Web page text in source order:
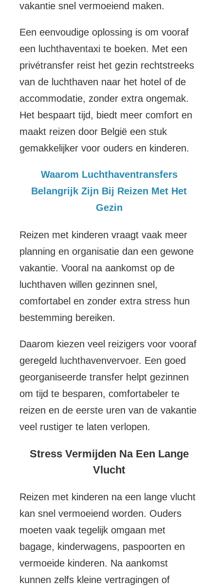
vakantie snel vermoeiend maken.
Een eenvoudige oplossing is om vooraf
een luchthaventaxi te boeken. Met een
privétransfer reist het gezin rechtstreeks
van de luchthaven naar het hotel of de
accommodatie, zonder extra ongemak.
Het bespaart tijd, biedt meer comfort en
maakt reizen door België een stuk
gemakkelijker voor ouders en kinderen.
Waarom Luchthaventransfers
Belangrijk Zijn Bij Reizen Met Het
Gezin
Reizen met kinderen vraagt vaak meer
planning en organisatie dan een gewone
vakantie. Vooral na aankomst op de
luchthaven willen gezinnen snel,
comfortabel en zonder extra stress hun
bestemming bereiken.
Daarom kiezen veel reizigers voor vooraf
geregeld luchthavenvervoer. Een goed
georganiseerde transfer helpt gezinnen
om tijd te besparen, comfortabeler te
reizen en de eerste uren van de vakantie
veel rustiger te laten verlopen.
Stress Vermijden Na Een Lange
Vlucht
Reizen met kinderen na een lange vlucht
kan snel vermoeiend worden. Ouders
moeten vaak tegelijk omgaan met
bagage, kinderwagens, paspoorten en
vermoeide kinderen. Na aankomst
kunnen zelfs kleine vertragingen of